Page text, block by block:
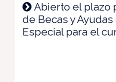
Abierto el plazo
de Becas y
Especial para el